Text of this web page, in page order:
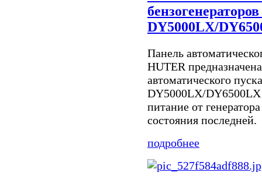
DY5000LX/
Панель
HUTER
автоматического
DY5000LX/DY6500LX
питание от
состояния последней.
подробнее